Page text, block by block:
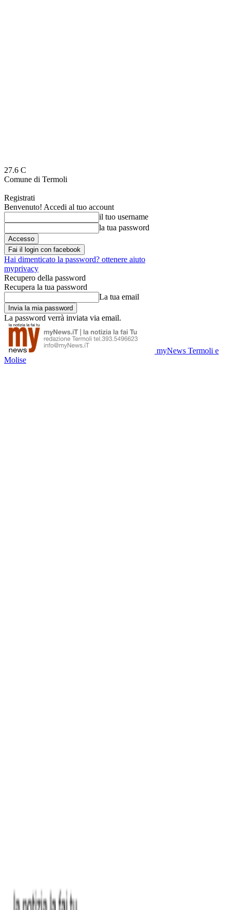
27.6 C
Comune di Termoli
Registrati
Benvenuto! Accedi al tuo account
il tuo username
la tua password
Fai il login con facebook
Hai dimenticato la password? ottenere aiuto
myprivacy
Recupero della password
Recupera la tua password
La tua email
La password verrà inviata via email.
myNews Termoli e
Molise